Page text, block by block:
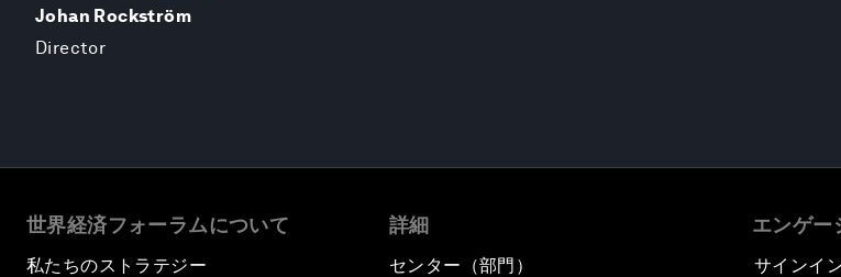
Johan Rockström
Director
世界経済フォーラムについて
私たちのストラテジー
詳細
センター（部門）
エンゲー
サインイ